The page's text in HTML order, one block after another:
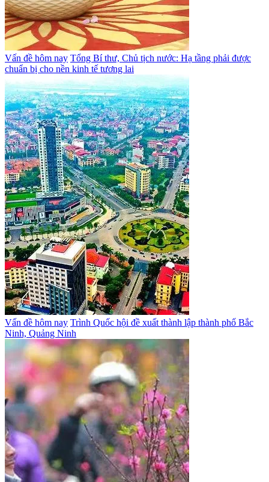
Vấn đề hôm nay Tổng Bí thư, Chủ tịch nước: Hạ tầng phải được
chuẩn bị cho nền kinh tế tương lai
Vấn đề hôm nay Trình Quốc hội đề xuất thành lập thành phố Bắc
Ninh, Quảng Ninh